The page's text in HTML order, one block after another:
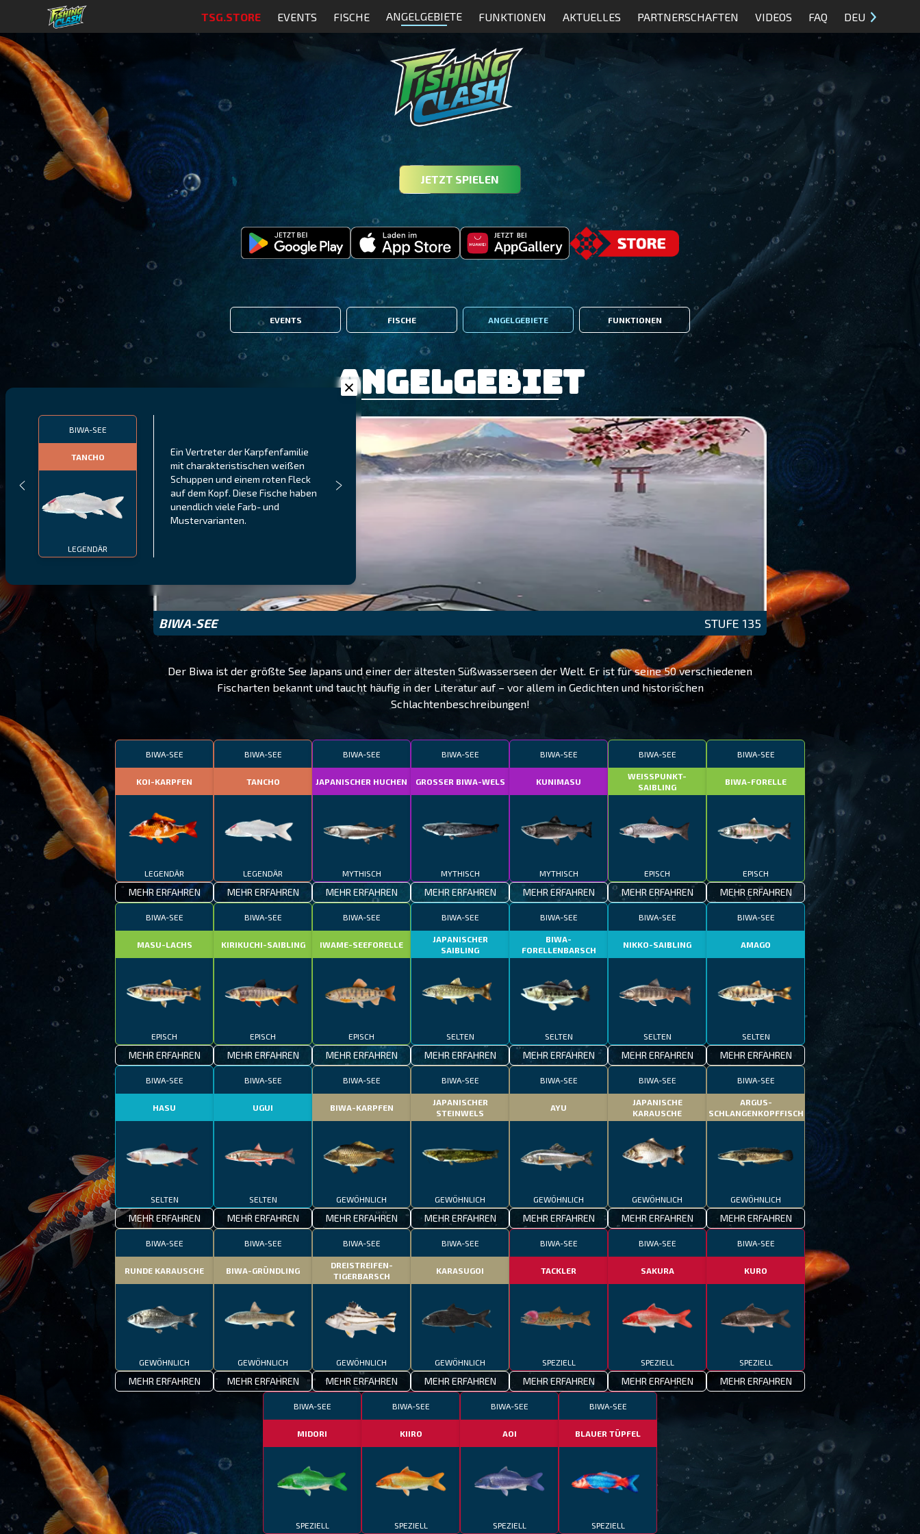
TSG.STORE EVENTS FISCHE ANGELGEBIETE FUNKTIONEN AKTUELLES PARTNERSCHAFTEN VIDEOS FAQ DEU
JETZT SPIELEN
EVENTS FISCHE ANGELGEBIETE FUNKTIONEN
BIWA-SEE
TANCHO
LEGENDÄR
Ein Vertreter der Karpfenfamilie
mit charakteristischen weißen
Schuppen und einem roten Fleck
auf dem Kopf. Diese Fische haben
unendlich viele Farb- und
Mustervarianten.
Angelgebiet
BIWA-SEE STUFE 135
Der Biwa ist der größte See Japans und einer der ältesten Süßwasserseen der Welt. Er ist für seine 50 verschiedenen
Fischarten bekannt und taucht häufig in der Literatur auf – vor allem in Gedichten und historischen
Schlachtenbeschreibungen!
BIWA-SEE
KOI-KARPFEN
LEGENDÄR
MEHR ERFAHREN
BIWA-SEE
TANCHO
LEGENDÄR
MEHR ERFAHREN
BIWA-SEE
JAPANISCHER HUCHEN
MYTHISCH
MEHR ERFAHREN
BIWA-SEE
GROSSER BIWA-WELS
MYTHISCH
MEHR ERFAHREN
BIWA-SEE
KUNIMASU
MYTHISCH
MEHR ERFAHREN
BIWA-SEE
WEISSPUNKT-
SAIBLING
EPISCH
MEHR ERFAHREN
BIWA-SEE
BIWA-FORELLE
EPISCH
MEHR ERFAHREN
BIWA-SEE
MASU-LACHS
EPISCH
MEHR ERFAHREN
BIWA-SEE
KIRIKUCHI-SAIBLING
EPISCH
MEHR ERFAHREN
BIWA-SEE
IWAME-SEEFORELLE
EPISCH
MEHR ERFAHREN
BIWA-SEE
JAPANISCHER
SAIBLING
SELTEN
MEHR ERFAHREN
BIWA-SEE
BIWA-
FORELLENBARSCH
SELTEN
MEHR ERFAHREN
BIWA-SEE
NIKKO-SAIBLING
SELTEN
MEHR ERFAHREN
BIWA-SEE
AMAGO
SELTEN
MEHR ERFAHREN
BIWA-SEE
HASU
SELTEN
MEHR ERFAHREN
BIWA-SEE
UGUI
SELTEN
MEHR ERFAHREN
BIWA-SEE
BIWA-KARPFEN
GEWÖHNLICH
MEHR ERFAHREN
BIWA-SEE
JAPANISCHER
STEINWELS
GEWÖHNLICH
MEHR ERFAHREN
BIWA-SEE
AYU
GEWÖHNLICH
MEHR ERFAHREN
BIWA-SEE
JAPANISCHE
KARAUSCHE
GEWÖHNLICH
MEHR ERFAHREN
BIWA-SEE
ARGUS-
SCHLANGENKOPFFISCH
GEWÖHNLICH
MEHR ERFAHREN
BIWA-SEE
RUNDE KARAUSCHE
GEWÖHNLICH
MEHR ERFAHREN
BIWA-SEE
BIWA-GRÜNDLING
GEWÖHNLICH
MEHR ERFAHREN
BIWA-SEE
DREISTREIFEN-
TIGERBARSCH
GEWÖHNLICH
MEHR ERFAHREN
BIWA-SEE
KARASUGOI
GEWÖHNLICH
MEHR ERFAHREN
BIWA-SEE
TACKLER
SPEZIELL
MEHR ERFAHREN
BIWA-SEE
SAKURA
SPEZIELL
MEHR ERFAHREN
BIWA-SEE
KURO
SPEZIELL
MEHR ERFAHREN
BIWA-SEE
MIDORI
SPEZIELL
BIWA-SEE
KIIRO
SPEZIELL
BIWA-SEE
AOI
SPEZIELL
BIWA-SEE
BLAUER TÜPFEL
SPEZIELL